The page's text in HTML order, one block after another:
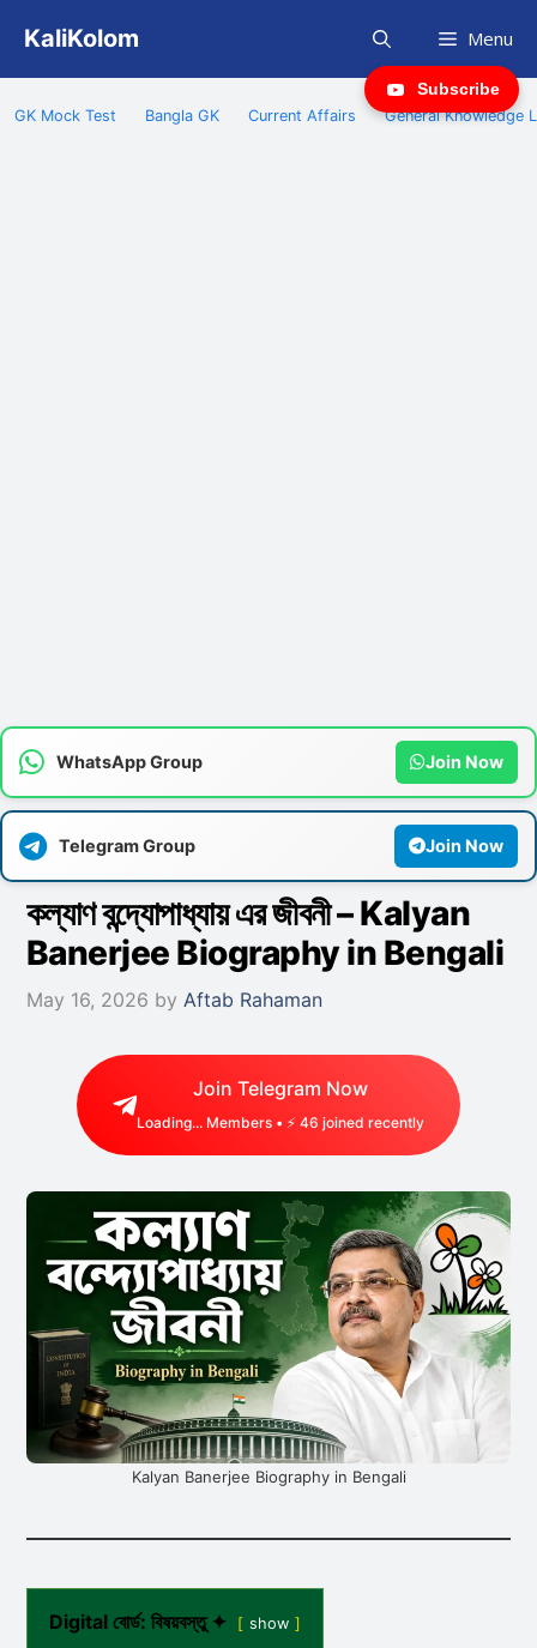
content
KaliKolom Menu
GK Mock Test Bangla GK Current Affairs General Knowledge
WhatsApp Group Join Now
Telegram Group Join Now
Subscribe
কল্যাণ বন্দ্যোপাধ্যায় এর জীবনী – Kalyan
Banerjee Biography in Bengali
May 16, 2026 by Aftab Rahaman
Join Telegram Now
Loading... Members • ⚡ 46 joined recently
Kalyan Banerjee Biography in Bengali
Digital বোর্ড: বিষয়বস্তু ✦ show